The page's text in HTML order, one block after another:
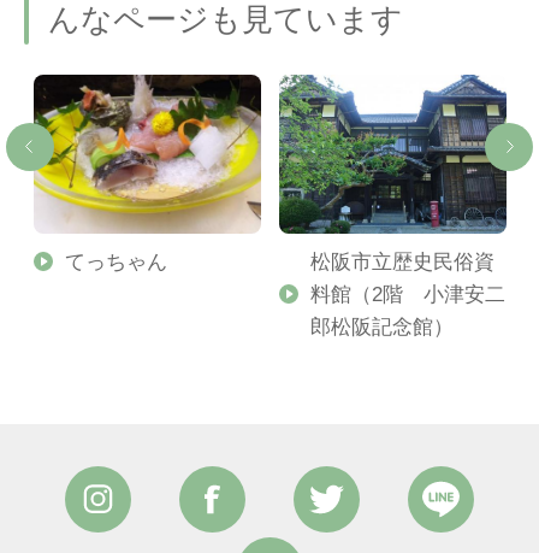
んなページも見ています
てっちゃん
松阪市立歴史民俗資
料館（2階 小津安二
郎松阪記念館）